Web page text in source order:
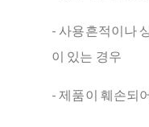
- 사용흔적이나
이 있는 경우
- 제품이 훼손되